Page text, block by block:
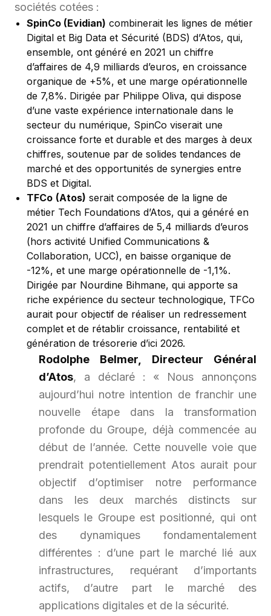
sociétés cotées :
SpinCo (Evidian) combinerait les lignes de métier
Digital et Big Data et Sécurité (BDS) d’Atos, qui,
ensemble, ont généré en 2021 un chiffre
d’affaires de 4,9 milliards d’euros, en croissance
organique de +5%, et une marge opérationnelle
de 7,8%. Dirigée par Philippe Oliva, qui dispose
d’une vaste expérience internationale dans le
secteur du numérique, SpinCo viserait une
croissance forte et durable et des marges à deux
chiffres, soutenue par de solides tendances de
marché et des opportunités de synergies entre
BDS et Digital.
TFCo (Atos) serait composée de la ligne de
métier Tech Foundations d’Atos, qui a généré en
2021 un chiffre d’affaires de 5,4 milliards d’euros
(hors activité Unified Communications &
Collaboration, UCC), en baisse organique de
-12%, et une marge opérationnelle de -1,1%.
Dirigée par Nourdine Bihmane, qui apporte sa
riche expérience du secteur technologique, TFCo
aurait pour objectif de réaliser un redressement
complet et de rétablir croissance, rentabilité et
génération de trésorerie d’ici 2026.
Rodolphe Belmer, Directeur Général
d’Atos, a déclaré : « Nous annonçons
aujourd’hui notre intention de franchir une
nouvelle étape dans la transformation
profonde du Groupe, déjà commencée au
début de l’année. Cette nouvelle voie que
prendrait potentiellement Atos aurait pour
objectif d’optimiser notre performance
dans les deux marchés distincts sur
lesquels le Groupe est positionné, qui ont
des dynamiques fondamentalement
différentes : d’une part le marché lié aux
infrastructures, requérant d’importants
actifs, d’autre part le marché des
applications digitales et de la sécurité.